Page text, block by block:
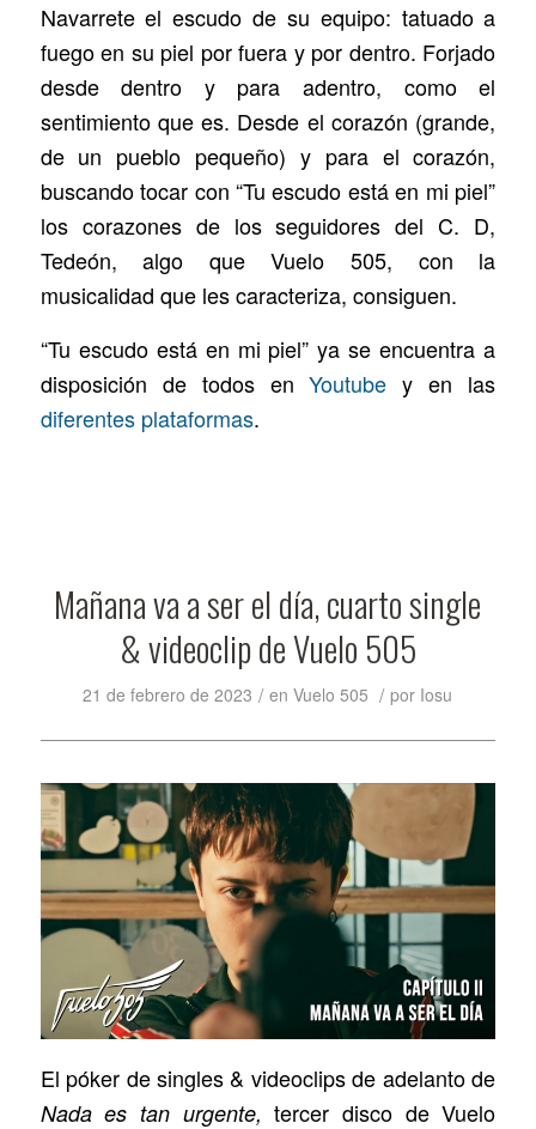
Navarrete el escudo de su equipo: tatuado a
fuego en su piel por fuera y por dentro. Forjado
desde dentro y para adentro, como el
sentimiento que es. Desde el corazón (grande,
de un pueblo pequeño) y para el corazón,
buscando tocar con “Tu escudo está en mi piel”
los corazones de los seguidores del C. D,
Tedeón, algo que Vuelo 505, con la
musicalidad que les caracteriza, consiguen.
“Tu escudo está en mi piel” ya se encuentra a
disposición de todos enYoutube y en las
diferentes plataformas.
Mañana va a ser el día, cuarto single
& videoclip de Vuelo 505
21 de febrero de 2023 / enVuelo 505 / por Iosu
El póker de singles & videoclips de adelanto de
Nada es tan urgente, tercer disco de Vuelo